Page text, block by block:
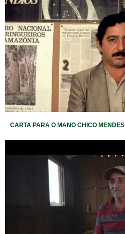
CARTA PARA O MANO CHICO MENDES